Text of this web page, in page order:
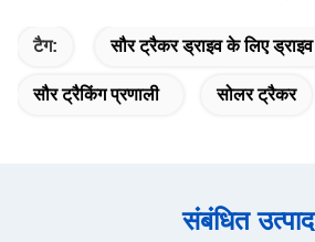
टैग: सौर ट्रैकर ड्राइव के लिए ड्राइव
सौर ट्रैकिंग प्रणाली सोलर ट्रैकर
संबंधित उत्पाद